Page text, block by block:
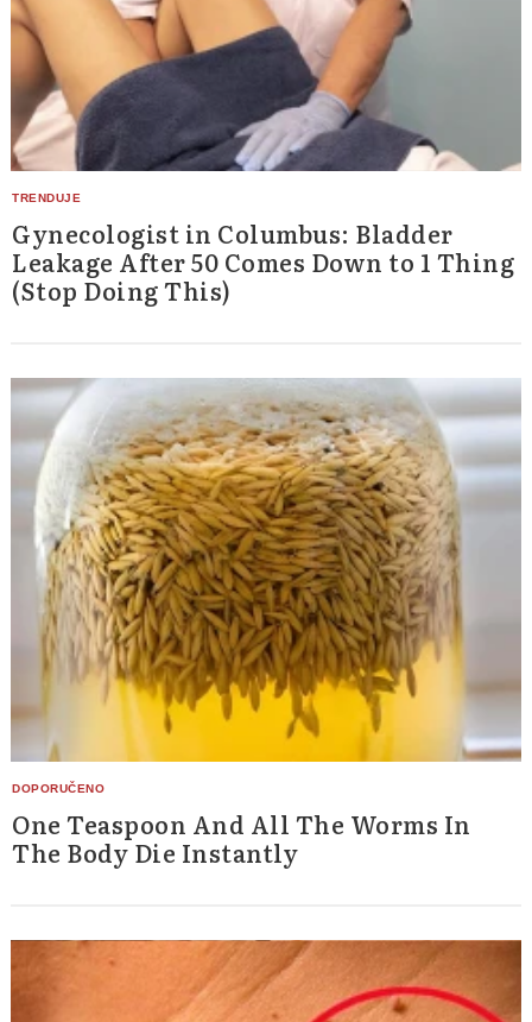
Gynecologist in Columbus: Bladder
Leakage After 50 Comes Down to 1 Thing
(Stop Doing This)
One Teaspoon And All The Worms In
The Body Die Instantly